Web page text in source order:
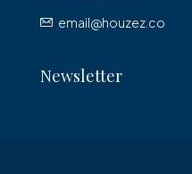
email@houzez.co
Newsletter